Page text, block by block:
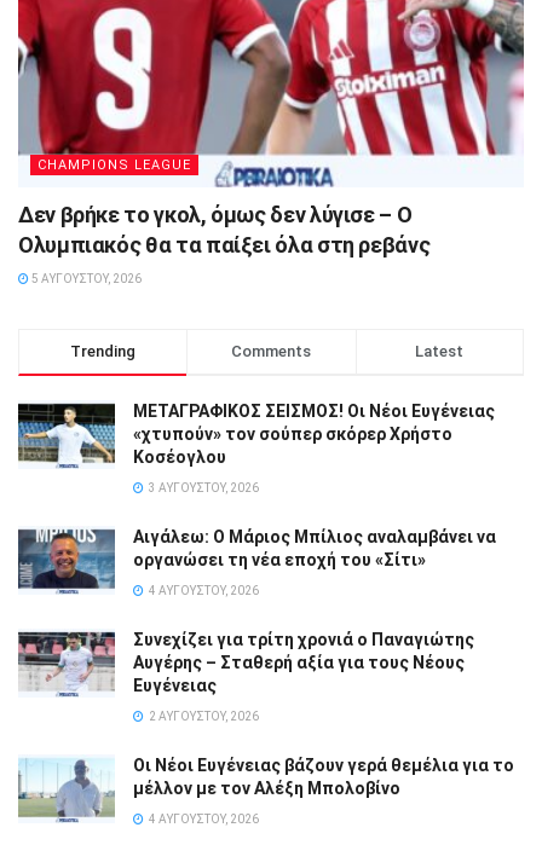
CHAMPIONS LEAGUE
Δεν βρήκε το γκολ, όμως δεν λύγισε – Ο
Ολυμπιακός θα τα παίξει όλα στη ρεβάνς
5 ΑΥΓΟΎΣΤΟΥ, 2026
Trending Comments Latest
ΜΕΤΑΓΡΑΦΙΚΟΣ ΣΕΙΣΜΟΣ! Οι Νέοι Ευγένειας
«χτυπούν» τον σούπερ σκόρερ Χρήστο
Κοσέογλου
3 ΑΥΓΟΎΣΤΟΥ, 2026
Αιγάλεω: Ο Μάριος Μπίλιος αναλαμβάνει να
οργανώσει τη νέα εποχή του «Σίτι»
4 ΑΥΓΟΎΣΤΟΥ, 2026
Συνεχίζει για τρίτη χρονιά ο Παναγιώτης
Αυγέρης – Σταθερή αξία για τους Νέους
Ευγένειας
2 ΑΥΓΟΎΣΤΟΥ, 2026
Οι Νέοι Ευγένειας βάζουν γερά θεμέλια για το
μέλλον με τον Αλέξη Μπολοβίνο
4 ΑΥΓΟΎΣΤΟΥ, 2026